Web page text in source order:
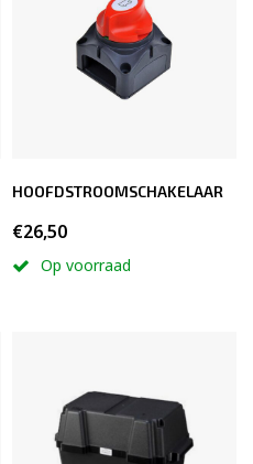
HOOFDSTROOMSCHAKELAAR
€26,50
Op voorraad